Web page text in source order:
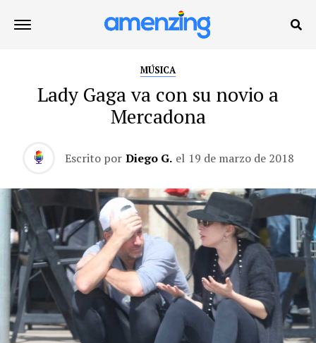
MÚSICA
Lady Gaga va con su novio a
Mercadona
Escrito por Diego G. el 19 de marzo de 2018